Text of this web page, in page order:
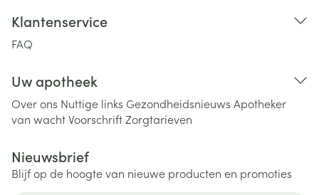
Klantenservice
FAQ
Uw apotheek
Over ons Nuttige links Gezondheidsnieuws Apotheker
van wachtVoorschriftZorgtarieven
Nieuwsbrief
Blijf op de hoogte van nieuwe producten en promoties